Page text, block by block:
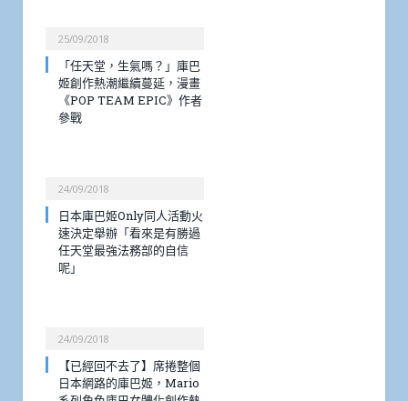
25/09/2018
「任天堂，生氣嗎？」庫巴
姬創作熱潮繼續蔓延，漫畫
《POP TEAM EPIC》作者
參戰
24/09/2018
日本庫巴姬Only同人活動火
速決定舉辦「看來是有勝過
任天堂最強法務部的自信
呢」
24/09/2018
【已經回不去了】席捲整個
日本網路的庫巴姬，Mario